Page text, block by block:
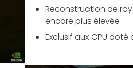
Reconstruction de
encore plus élevée
Exclusif aux GPU